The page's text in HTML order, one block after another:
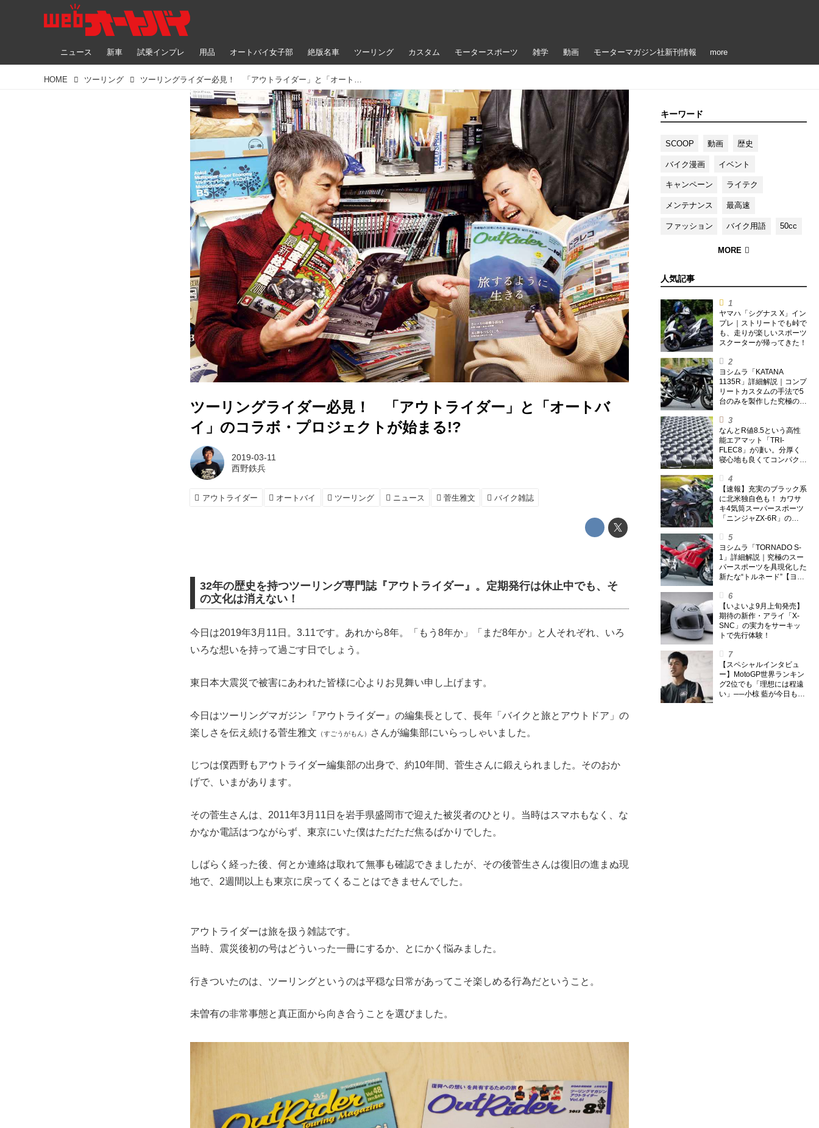
ニュース 新車 試乗インプレ 用品 オートバイ女子部 絶版名車 ツーリング カスタム モータースポーツ 雑学 動画 モーターマガジン社新刊情報 more
HOME ツーリング ツーリングライダー必見！ 「アウトライダー」と「オートバイ」のコラボ・プロジェクトが始まる!?
ツーリングライダー必見！ 「アウトライダー」と「オートバ
イ」のコラボ・プロジェクトが始まる!?
2019-03-11
西野鉄兵
アウトライダー オートバイ ツーリング ニュース 菅生雅文 バイク雑誌
キーワード
SCOOP 動画 歴史
バイク漫画 イベント
キャンペーン ライテク
メンテナンス 最高速
ファッション バイク用語 50cc
人気記事
ヤマハ「シグナス X」イン
プレ｜ストリートでも峠で
も、走りが楽しいスポーツ
スクーターが帰ってきた！
ヨシムラ「KATANA
1135R」詳細解説｜コンプ
リートカスタムの手法で5
台のみを製作した究極の銘
なんとR値8.5という高性
能エアマット「TRI-
FLEC8」が凄い。分厚く
寝心地も良くてコンパクト
トを試してみた〈若林浩志
のスーパー・カブカブ・ダ
イアリーズ Vol.385〉
【速報】充実のブラック系
に北米独自色も！ カワサ
キ4気筒スーパースポーツ
「ニンジャZX-6R」の
筒ニンジャも出たよ【海
外】
ヨシムラ「TORNADO S-
1」詳細解説｜究極のスー
パースポーツを具現化した
新たな“トルネード”【ヨシ
【いよいよ9月上旬発売】
期待の新作・アライ「X-
SNC」の実力をサーキッ
トで先行体験！
【スペシャルインタビュ
ー】MotoGP世界ランキン
グ2位でも「理想には程遠
い」──小椋 藍が今日も走
32年の歴史を持つツーリング専門誌『アウトライダー』。定期発行は休止中でも、そ
の文化は消えない！
今日は2019年3月11日。3.11です。あれから8年。「もう8年か」「まだ8年か」と人それぞれ、いろ
いろな想いを持って過ごす日でしょう。
東日本大震災で被害にあわれた皆様に心よりお見舞い申し上げます。
今日はツーリングマガジン『アウトライダー』の編集長として、長年「バイクと旅とアウトドア」の
楽しさを伝え続ける菅生雅文 （すごうがもん） さんが編集部にいらっしゃいました。
じつは僕西野もアウトライダー編集部の出身で、約10年間、菅生さんに鍛えられました。そのおか
げで、いまがあります。
その菅生さんは、2011年3月11日を岩手県盛岡市で迎えた被災者のひとり。当時はスマホもなく、な
かなか電話はつながらず、東京にいた僕はただただ焦るばかりでした。
しばらく経った後、何とか連絡は取れて無事も確認できましたが、その後菅生さんは復旧の進まぬ現
地で、2週間以上も東京に戻ってくることはできませんでした。
アウトライダーは旅を扱う雑誌です。
当時、震災後初の号はどういった一冊にするか、とにかく悩みました。
行きついたのは、ツーリングというのは平穏な日常があってこそ楽しめる行為だということ。
未曽有の非常事態と真正面から向き合うことを選びました。